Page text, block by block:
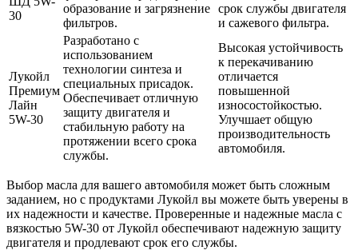
30
образование и загрязнение
фильтров.
срок службы двигателя
и сажевого фильтра.
Лукойл
Премиум
Лайн
5W-30
Разработано с
использованием
технологии синтеза и
специальных присадок.
Обеспечивает отличную
защиту двигателя и
стабильную работу на
протяжении всего срока
службы.
Высокая устойчивость
к перекачиванию
отличается
повышенной
износостойкостью.
Улучшает общую
производительность
автомобиля.
Выбор масла для вашего автомобиля может быть сложным
заданием, но с продуктами Лукойл вы можете быть уверены в
их надежности и качестве. Проверенные и надежные масла с
вязкостью 5W-30 от Лукойл обеспечивают надежную защиту
двигателя и продлевают срок его службы.